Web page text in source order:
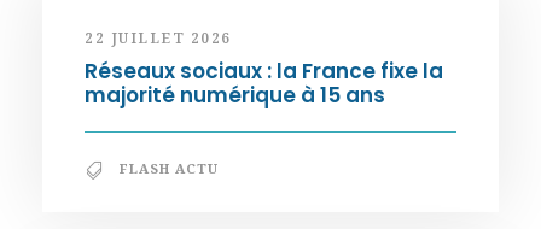
22 JUILLET 2026
Réseaux sociaux : la France fixe la
majorité numérique à 15 ans
FLASH ACTU